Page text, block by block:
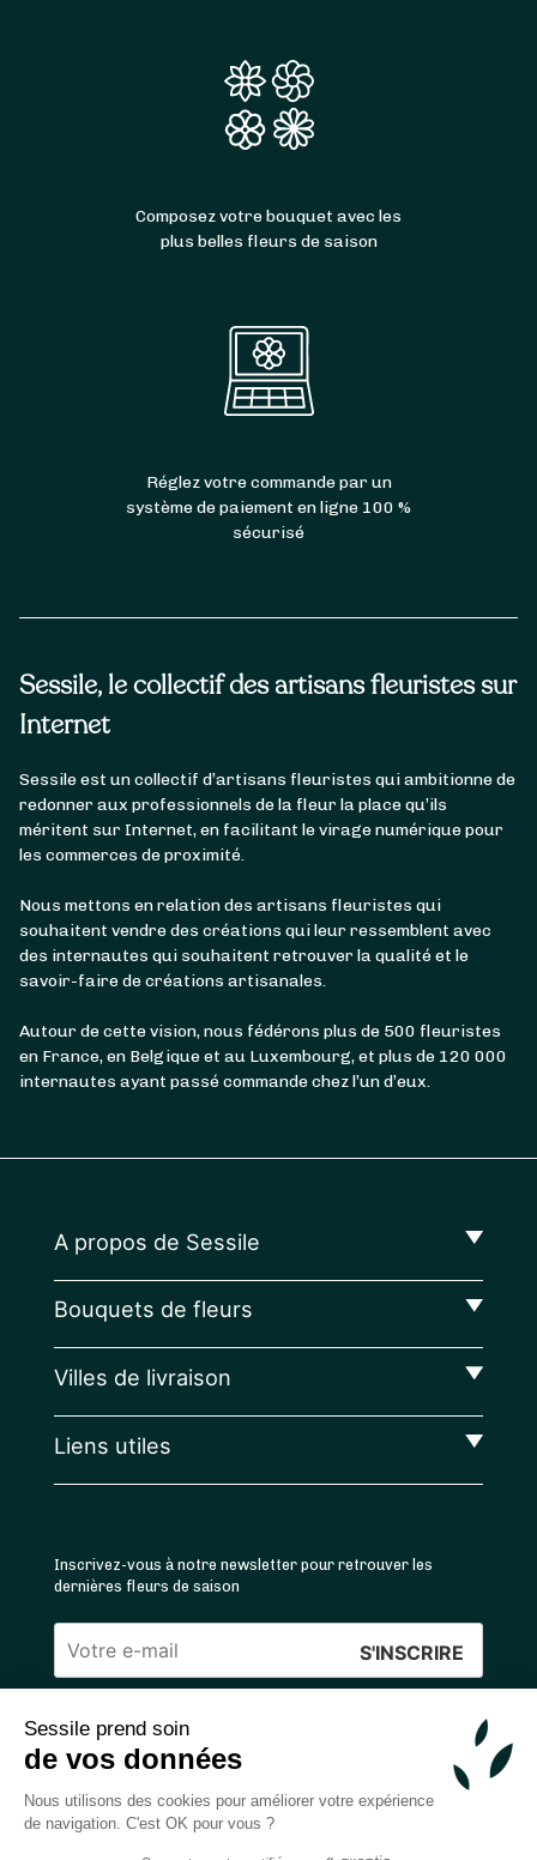
Sessile prend soin
de vos données
Nous utilisons des cookies pour améliorer votre expérience
de navigation. C'est OK pour vous ?
Sessile, le collectif des artisans fleuristes sur
Internet
Sessile est un collectif d’artisans fleuristes qui ambitionne de
redonner aux professionnels de la fleur la place qu’ils
méritent sur Internet, en facilitant le virage numérique pour
les commerces de proximité.
Nous mettons en relation des artisans fleuristes qui
souhaitent vendre des créations qui leur ressemblent avec
des internautes qui souhaitent retrouver la qualité et le
savoir-faire de créations artisanales.
Autour de cette vision, nous fédérons plus de 500 fleuristes
en France, en Belgique et au Luxembourg, et plus de 120 000
internautes ayant passé commande chez l’un d’eux.
Composez votre bouquet avec les
plus belles fleurs de saison
Réglez votre commande par un
système de paiement en ligne 100 %
sécurisé
A propos de Sessile
Bouquets de fleurs
Villes de livraison
Liens utiles
Inscrivez-vous à notre newsletter pour retrouver les
dernières fleurs de saison
Veuillez
ce
champ
4.4 /5 ⭐ | 120 000+ bouquets livrés |
Achats 100% sécurisés